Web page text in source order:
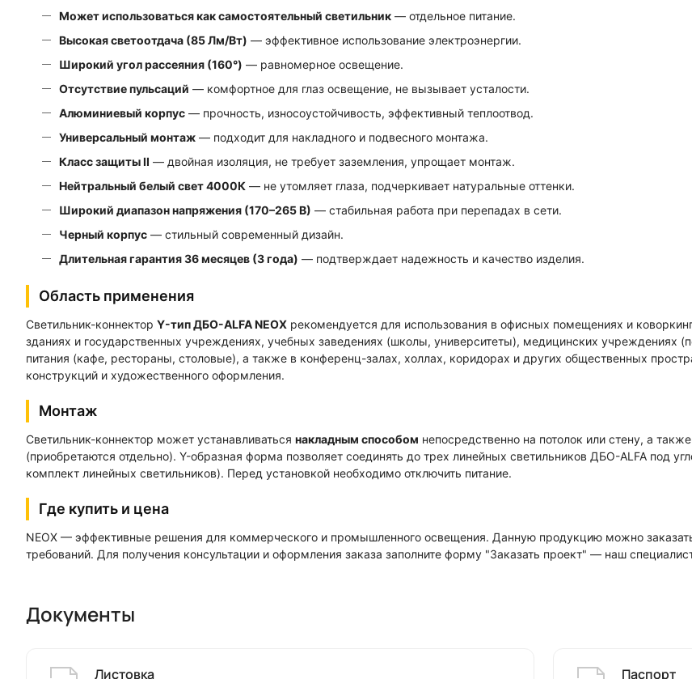
Может использоваться как самостоятельный светильник — отдельное питание.
Высокая светоотдача (85 Лм/Вт) — эффективное использование электроэнергии.
Широкий угол рассеяния (160°) — равномерное освещение.
Отсутствие пульсаций — комфортное для глаз освещение, не вызывает усталости.
Алюминиевый корпус — прочность, износоустойчивость, эффективный теплоотвод.
Универсальный монтаж — подходит для накладного и подвесного монтажа.
Класс защиты II — двойная изоляция, не требует заземления, упрощает монтаж.
Нейтральный белый свет 4000К — не утомляет глаза, подчеркивает натуральные оттенки.
Широкий диапазон напряжения (170–265 В) — стабильная работа при перепадах в сети.
Черный корпус — стильный современный дизайн.
Длительная гарантия 36 месяцев (3 года) — подтверждает надежность и качество изделия.
Область применения
Светильник-коннектор Y-тип ДБО-ALFA NEOX рекомендуется для использования в офисных помещениях и
зданиях и государственных учреждениях, учебных заведениях (школы, университеты), медицинских учреждениях
питания (кафе, рестораны, столовые), а также в конференц-залах, холлах, коридорах и других общественных
конструкций и художественного оформления.
Монтаж
Светильник-коннектор может устанавливаться накладным способом непосредственно на потолок или стену, а также
(приобретаются отдельно). Y-образная форма позволяет соединять до трех линейных светильников ДБО-ALFA под
комплект линейных светильников). Перед установкой необходимо отключить питание.
Где купить и цена
NEOX — эффективные решения для коммерческого и промышленного освещения. Данную продукцию можно
требований. Для получения консультации и оформления заказа заполните форму "Заказать проект" — наш
Документы
Листовка Паспорт